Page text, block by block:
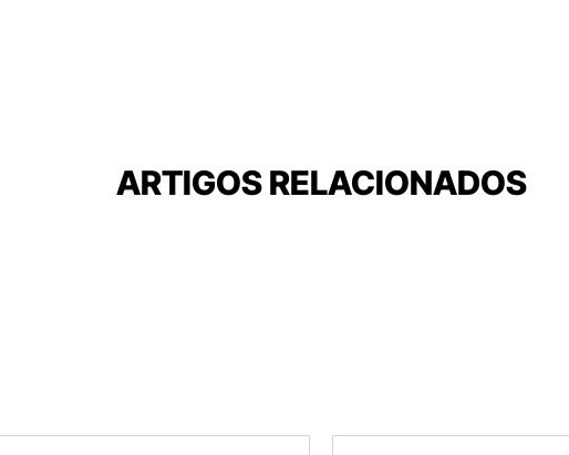
ARTIGOS RELACIONADOS